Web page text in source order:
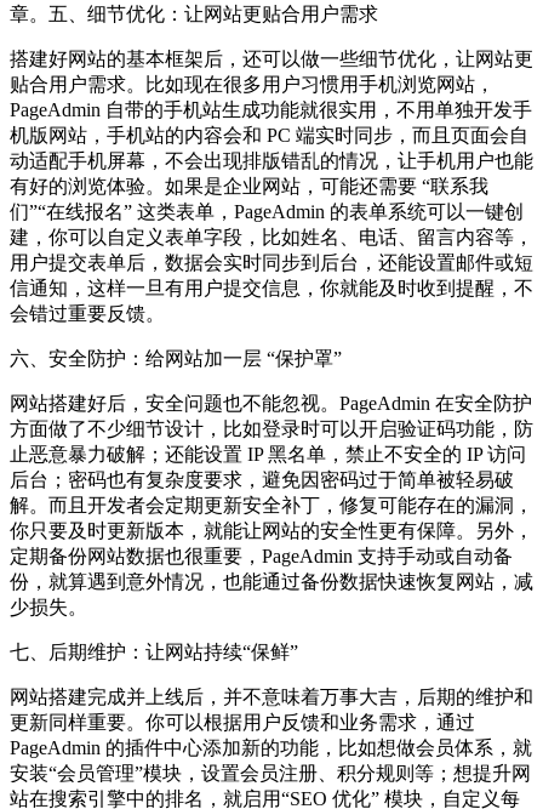
章。五、细节优化：让网站更贴合用户需求
搭建好网站的基本框架后，还可以做一些细节优化，让网站更
贴合用户需求。比如现在很多用户习惯用手机浏览网站，
PageAdmin 自带的手机站生成功能就很实用，不用单独开发手
机版网站，手机站的内容会和 PC 端实时同步，而且页面会自
动适配手机屏幕，不会出现排版错乱的情况，让手机用户也能
有好的浏览体验。如果是企业网站，可能还需要 “联系我
们”“在线报名” 这类表单，PageAdmin 的表单系统可以一键创
建，你可以自定义表单字段，比如姓名、电话、留言内容等，
用户提交表单后，数据会实时同步到后台，还能设置邮件或短
信通知，这样一旦有用户提交信息，你就能及时收到提醒，不
会错过重要反馈。
六、安全防护：给网站加一层 “保护罩”
网站搭建好后，安全问题也不能忽视。PageAdmin 在安全防护
方面做了不少细节设计，比如登录时可以开启验证码功能，防
止恶意暴力破解；还能设置 IP 黑名单，禁止不安全的 IP 访问
后台；密码也有复杂度要求，避免因密码过于简单被轻易破
解。而且开发者会定期更新安全补丁，修复可能存在的漏洞，
你只要及时更新版本，就能让网站的安全性更有保障。另外，
定期备份网站数据也很重要，PageAdmin 支持手动或自动备
份，就算遇到意外情况，也能通过备份数据快速恢复网站，减
少损失。
七、后期维护：让网站持续“保鲜”
网站搭建完成并上线后，并不意味着万事大吉，后期的维护和
更新同样重要。你可以根据用户反馈和业务需求，通过
PageAdmin 的插件中心添加新的功能，比如想做会员体系，就
安装“会员管理”模块，设置会员注册、积分规则等；想提升网
站在搜索引擎中的排名，就启用“SEO 优化” 模块，自定义每